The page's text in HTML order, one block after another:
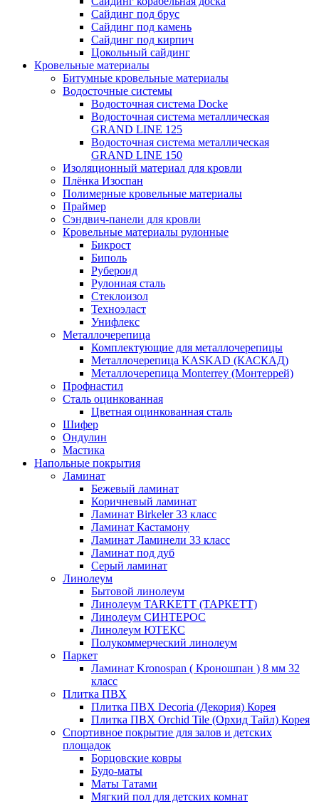
Сайдинг под брус
Сайдинг под камень
Сайдинг под кирпич
Цокольный сайдинг
Кровельные материалы
Битумные кровельные материалы
Водосточные системы
Водосточная система Docke
Водосточная система металлическая
GRAND LINE 125
Водосточная система металлическая
GRAND LINE 150
Изоляционный материал для кровли
Плёнка Изоспан
Полимерные кровельные материалы
Праймер
Сэндвич-панели для кровли
Кровельные материалы рулонные
Бикрост
Биполь
Рубероид
Рулонная сталь
Стеклоизол
Техноэласт
Унифлекс
Металлочерепица
Комплектующие для металлочерепицы
Металлочерепица KASKAD (КАСКАД)
Металлочерепица Monterrey (Монтеррей)
Профнастил
Сталь оцинкованная
Цветная оцинкованная сталь
Шифер
Ондулин
Мастика
Напольные покрытия
Ламинат
Бежевый ламинат
Коричневый ламинат
Ламинат Birkeler 33 класс
Ламинат Кастамону
Ламинат Ламинели 33 класс
Ламинат под дуб
Серый ламинат
Линолеум
Бытовой линолеум
Линолеум TARKETT (ТАРКЕТТ)
Линолеум СИНТЕРОС
Линолеум ЮТЕКС
Полукоммерческий линолеум
Паркет
Ламинат Kronospan ( Кроношпан ) 8 мм 32
класс
Плитка ПВХ
Плитка ПВХ Decoria (Декория) Корея
Плитка ПВХ Orchid Tile (Орхид Тайл) Корея
Спортивное покрытие для залов и детских
площадок
Борцовские ковры
Будо-маты
Маты Татами
Мягкий пол для детских комнат